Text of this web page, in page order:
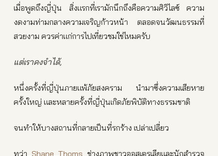
เมื่อพูดถึงญี่ปุ่น สิ่งแรกที่เรามักนึกถึงคือความศิวิไลซ์ ความ
งดงามท่ามกลางความเจริญก้าวหน้า ตลอดจนวัฒนธรรมที่
สวยงาม ควรค่าแก่การไปเที่ยวชมใช่ไหมครับ
แต่เราคงจำได้,
หนึ่งครั้งที่ญี่ปุ่นภายแพ้ภัยสงคราม นำมาซึ่งความเสียหาย
ครั้งใหญ่ และหลายครั้งที่ญี่ปุ่นเกิดภัยพิบัติทางธรรมชาติ
จนทำให้บางสถานที่กลายเป็นที่รกร้าง เปล่าเปลี่ยว
ทว่า Shane Thoms ช่างภาพชาวออสเตรเลียและนักสำรวจ